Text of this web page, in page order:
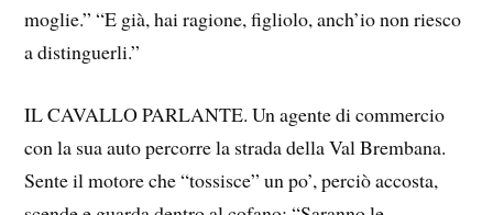
moglie.” “E già, hai ragione, figliolo, anch’io non riesco
a distinguerli.”
IL CAVALLO PARLANTE. Un agente di commercio
con la sua auto percorre la strada della Val Brembana.
Sente il motore che “tossisce” un po’, perciò accosta,